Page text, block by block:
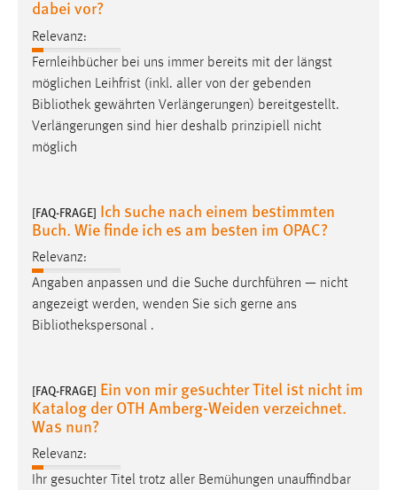
dabei vor?
Relevanz:
Fernleihbücher bei uns immer bereits mit der längst
möglichen Leihfrist (inkl. aller von der gebenden
Bibliothek gewährten Verlängerungen) bereitgestellt.
Verlängerungen sind hier deshalb prinzipiell nicht
möglich
[FAQ-FRAGE] Ich suche nach einem bestimmten
Buch. Wie finde ich es am besten im OPAC?
Relevanz:
Angaben anpassen und die Suche durchführen — nicht
angezeigt werden, wenden Sie sich gerne ans
Bibliothekspersonal .
[FAQ-FRAGE] Ein von mir gesuchter Titel ist nicht im
Katalog der OTH Amberg-Weiden verzeichnet.
Was nun?
Relevanz:
Ihr gesuchter Titel trotz aller Bemühungen unauffindbar
EXTERNE MEDIEN
Um Inhalte von Videoplattformen und Social Media
Plattformen anzeigen zu können, werden von diesen
externen Medien Cookies gesetzt.
YouTube